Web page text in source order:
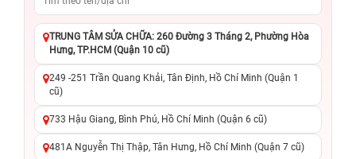
TRUNG TÂM SỬA CHỮA: 260 Đường 3 Tháng 2, Phường Hòa
Hưng, TP.HCM (Quận 10 cũ)
249 -251 Trần Quang Khải, Tân Định, Hồ Chí Minh (Quận 1
cũ)
733 Hậu Giang, Bình Phú, Hồ Chí Minh (Quận 6 cũ)
481A Nguyễn Thị Thập, Tân Hưng, Hồ Chí Minh (Quận 7 cũ)